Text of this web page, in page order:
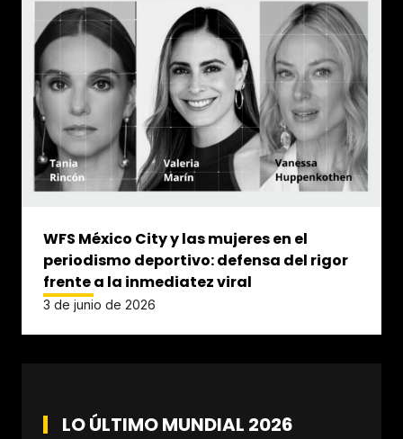
WFS México City y las mujeres en el
periodismo deportivo: defensa del rigor
frente a la inmediatez viral
3 de junio de 2026
LO ÚLTIMO MUNDIAL 2026